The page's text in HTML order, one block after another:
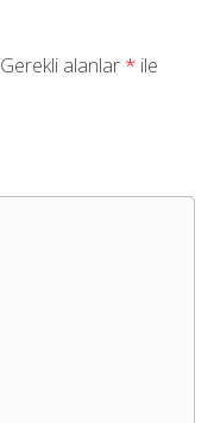
Gerekli alanlar * ile